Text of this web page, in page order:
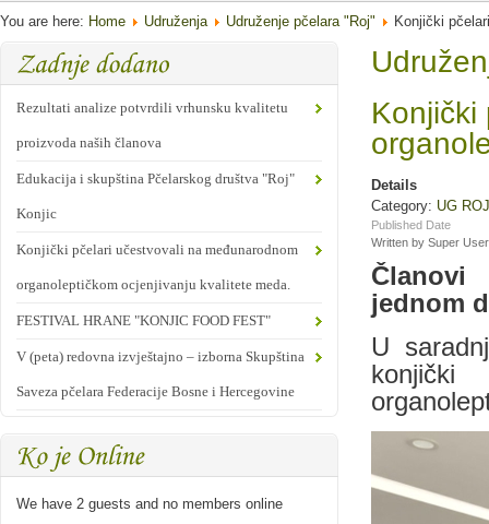
You are here: Home Udruženja Udruženje pčelara "Roj" Konjički
Rezultati analize potvrdili vrhunsku kvalitetu
proizvoda naših članova
Edukacija i skupština Pčelarskog društva "Roj"
Konjic
Konjički pčelari učestvovali na međunarodnom
organoleptičkom ocjenjivanju kvalitete meda.
FESTIVAL HRANE "KONJIC FOOD FEST"
V (peta) redovna izvještajno – izborna Skupština
Saveza pčelara Federacije Bosne i Hercegovine
We have 2 guests and no members online
Konjički
Details
Category: UG ROJ
Published Date
Written by Super User
Članovi
jednom
U
konjički